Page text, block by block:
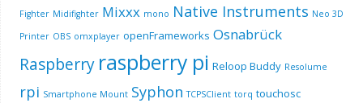
Fighter Midifighter Mixxx mono Native Instruments Neo 3D
Printer OBS omxplayer openFrameworks Osnabrück
Raspberry raspberry pi Reloop Buddy Resolume
rpi Smartphone Mount Syphon TCPSClient torq touchosc